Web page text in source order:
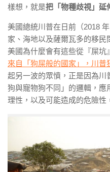
樣想，就是把「物種歧視」延
美國總統川普在日前（2018
家、海地以及薩爾瓦多的移民
美國為什麼會有這些從『屎坑
來自「狗屎般的國家」，川普
起另一波的眾憤，正是因為
狗與寵物狗不同」的邏輯，
理性，以及可能造成的危險性